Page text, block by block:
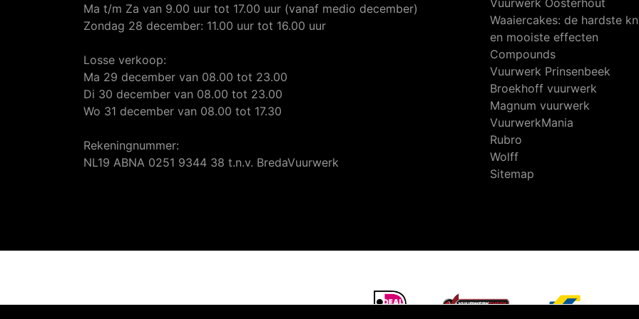
Ma t/m Za van 9.00 uur tot 17.00 uur (vanaf medio december)
Zondag 28 december: 11.00 uur tot 16.00 uur
Losse verkoop:
Ma 29 december van 08.00 tot 23.00
Di 30 december van 08.00 tot 23.00
Wo 31 december van 08.00 tot 17.30
Rekeningnummer:
NL19 ABNA 0251 9344 38 t.n.v. BredaVuurwerk
Vuurwerk Oosterhout
Waaiercakes: de hardste
en mooiste effecten
Compounds
Vuurwerk Prinsenbeek
Broekhoff vuurwerk
Magnum vuurwerk
VuurwerkMania
Rubro
Wolff
Sitemap